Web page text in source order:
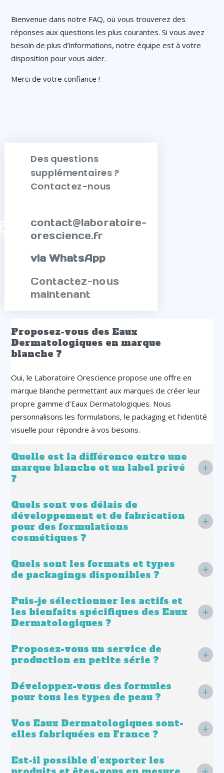
Bienvenue dans notre FAQ, où vous trouverez des
réponses aux questions les plus courantes. Si vous avez
besoin de plus d’informations, notre équipe est à votre
disposition pour vous aider.
Merci de votre confiance !
Des questions
supplémentaires ?
Contactez-nous
contact@laboratoire-
orescience.fr
via WhatsApp
Contactez-nous
maintenant
Proposez-vous des Eaux
Dermatologiques en marque
blanche ?
Oui, le Laboratoire Orescience propose une offre en
marque blanche permettant aux marques de créer leur
propre gamme d’Eaux Dermatologiques. Nous
personnalisons les formulations, le packaging et l’identité
visuelle pour répondre à vos besoins.
Quelle est la différence entre une
marque blanche et un label privé
?
Quels sont vos délais de
développement et de fabrication
pour des formulations
cosmétiques ?
Quels sont les formats et types
de packagings disponibles ?
Puis-je sélectionner les actifs et
les bienfaits spécifiques des Eaux
Dermatologiques ?
Proposez-vous un service de
production en petite série ?
Développez-vous des formules
pour tous les types de peau ?
Vos Eaux Dermatologiques sont-
elles fabriquées en France ?
Est-il possible d’exporter les